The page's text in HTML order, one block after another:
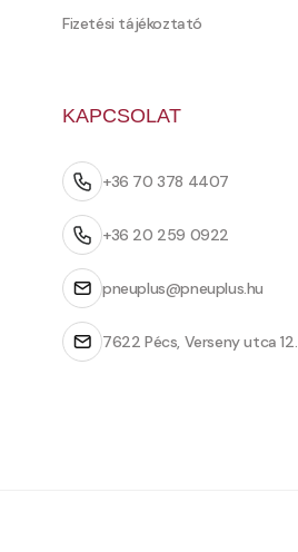
Fizetési tájékoztató
KAPCSOLAT
+36 70 378 4407
+36 20 259 0922
pneuplus@pneuplus.hu
7622 Pécs, Verseny utca 12.